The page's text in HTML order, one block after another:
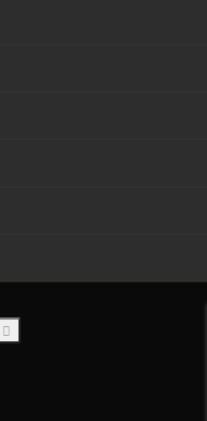
